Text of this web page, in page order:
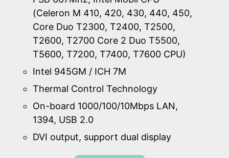
(Celeron M 410, 420, 430, 440, 450,
Core Duo T2300, T2400, T2500,
T2600, T2700 Core 2 Duo T5500,
T5600, T7200, T7400, T7600 CPU)
Intel 945GM / ICH 7M
Thermal Control Technology
On-board 1000/100/10Mbps LAN,
1394, USB 2.0
DVI output, support dual display